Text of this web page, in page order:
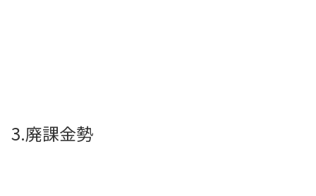
3.廃課金勢